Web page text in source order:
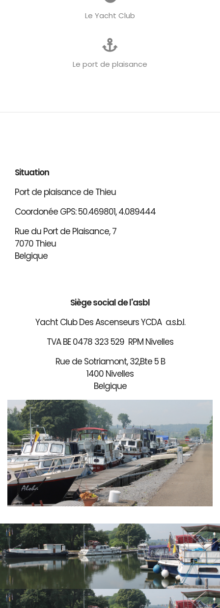
Le Yacht Club
Le port de plaisance
Situation
Port de plaisance de Thieu
Coordonée GPS: 50.469801, 4.089444
Rue du Port de Plaisance, 7
7070 Thieu
Belgique
Siège social de l'asbl
Yacht Club Des Ascenseurs YCDA a.s.b.l.
TVA BE 0478 323 529 RPM Nivelles
Rue de Sotriamont, 32,Bte 5 B
1400 Nivelles
Belgique